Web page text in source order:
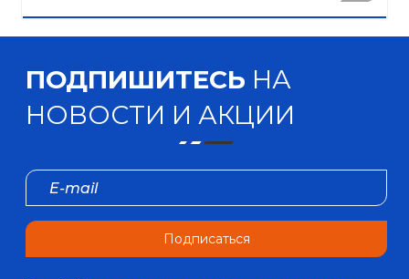
ПОДПИШИТЕСЬ НА
НОВОСТИ И АКЦИИ
Подписаться